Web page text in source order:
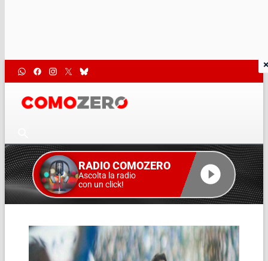
RADIO COMOZERO
Ascolta la radio
con un click!